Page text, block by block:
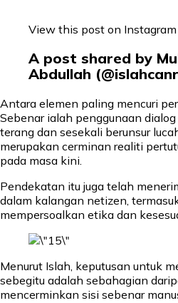
View this post on Instagram
A post shared by
Abdullah
Antara elemen paling mencuri
Sebenar ialah penggunaan
terang dan sesekali berunsur
merupakan cerminan realiti
pada masa kini.
Pendekatan itu juga telah
dalam kalangan netizen,
mempersoalkan etika dan
Menurut Islah, keputusan untuk
sebegitu adalah sebahagian
mencerminkan sisi sebenar